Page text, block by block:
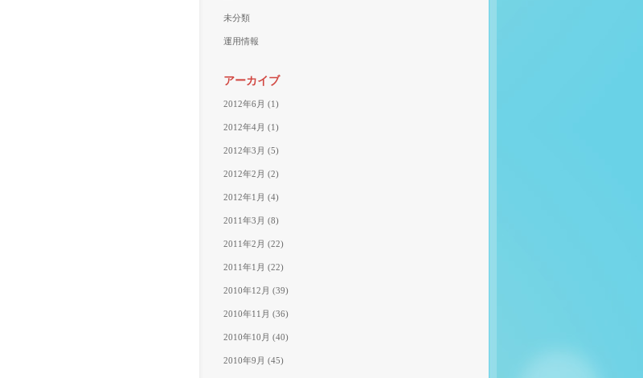
未分類
運用情報
アーカイブ
2012年6月 (1)
2012年4月 (1)
2012年3月 (5)
2012年2月 (2)
2012年1月 (4)
2011年3月 (8)
2011年2月 (22)
2011年1月 (22)
2010年12月 (39)
2010年11月 (36)
2010年10月 (40)
2010年9月 (45)